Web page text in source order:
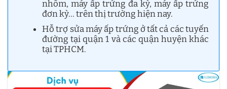
nhôm, máy ấp trứng đa kỳ, máy ấp trứng
đơn kỳ… trên thị trường hiện nay.
Hỗ trợ sửa máy ấp trứng ở tất cả các tuyến
đường tại quận 1 và các quận huyện khác
tại TPHCM.